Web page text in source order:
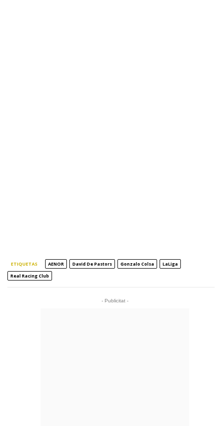
ETIQUETAS AENOR David De Pastors Gonzalo Colsa
LaLiga
Real Racing Club
- Publicitat -